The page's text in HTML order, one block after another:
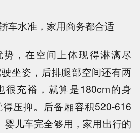
车水准，家用商务都合适
势，在空间上体现得淋漓尽
坐姿，后排腿部空间还有两
很充裕，就算是180cm的身
压抑。后备厢容积520-616
婴儿车完全够用，家用出行的